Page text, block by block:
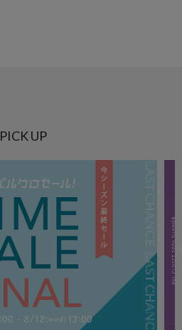
PICK UP